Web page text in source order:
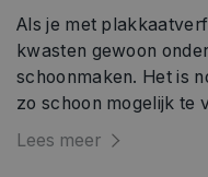
Als je met
kwasten gewoon
schoonmaken. Het is
zo schoon mogelijk te
de gedroogde
Lees meer